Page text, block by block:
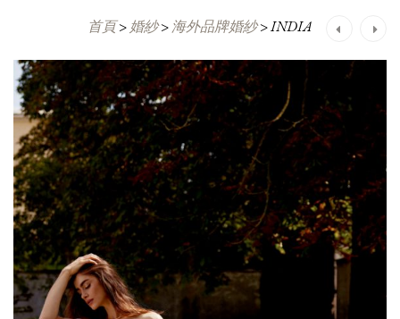
首頁> 婚紗>海外品牌婚紗>INDIA
Post
navigation